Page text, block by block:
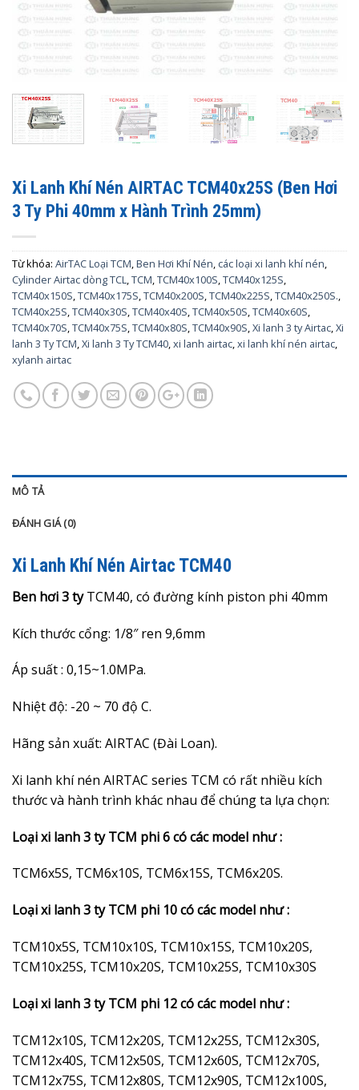
Xi Lanh Khí Nén AIRTAC TCM40x25S (Ben Hơi
3 Ty Phi 40mm x Hành Trình 25mm)
Từ khóa: AirTAC Loại TCM,Ben Hơi Khí Nén, các loại xi lanh khí nén,
Cylinder Airtac dòng TCL,TCM,TCM40x100S,TCM40x125S,
TCM40x150S,TCM40x175S,TCM40x200S,TCM40x225S,TCM40x250S.,
TCM40x25S,TCM40x30S,TCM40x40S,TCM40x50S,TCM40x60S,
TCM40x70S,TCM40x75S,TCM40x80S,TCM40x90S,Xi lanh 3 ty Airtac,Xi
lanh 3 Ty TCM,Xi lanh 3 Ty TCM40,xi lanh airtac,xi lanh khí nén airtac,
xylanh airtac
MÔ TẢ
ĐÁNH GIÁ (0)
Xi Lanh Khí Nén Airtac TCM40
Ben hơi 3 tyTCM40, có đường kính piston phi 40mm
Kích thước cổng: 1/8″ ren 9,6mm
Áp suất : 0,15~1.0MPa.
Nhiệt độ: -20 ~ 70 độ C.
Hãng sản xuất: AIRTAC (Đài Loan).
Xi lanh khí nén AIRTAC series TCM có rất nhiều kích
thước và hành trình khác nhau để chúng ta lựa chọn:
Loại xi lanh 3 ty TCM phi 6 có các model như :
TCM6x5S, TCM6x10S, TCM6x15S, TCM6x20S.
Loại xi lanh 3 ty TCM phi 10 có các model như :
TCM10x5S, TCM10x10S, TCM10x15S, TCM10x20S,
TCM10x25S, TCM10x20S, TCM10x25S, TCM10x30S
Loại xi lanh 3 ty TCM phi 12 có các model như :
TCM12x10S, TCM12x20S, TCM12x25S, TCM12x30S,
TCM12x40S, TCM12x50S, TCM12x60S, TCM12x70S,
TCM12x75S, TCM12x80S, TCM12x90S, TCM12x100S,